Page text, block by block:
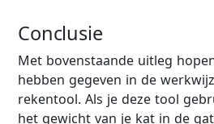
Conclusie
Met bovenstaande uitleg
hebben gegeven in de
rekentool. Als je deze tool
het gewicht van je kat in de